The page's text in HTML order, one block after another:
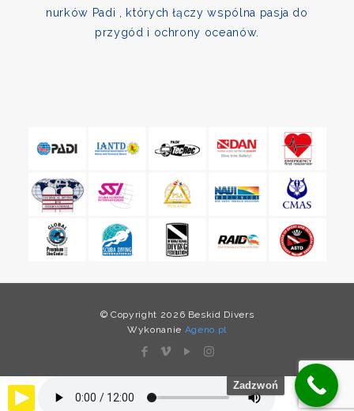
nurków Padi , których łączy wspólna pasja do
przygód i ochrony oceanów.
© Copyright 2026 Beskid Divers
Wykonanie Ageno.pl
Zadzwoń